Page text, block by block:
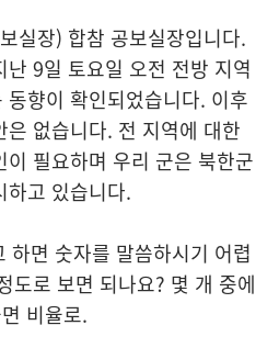
실장) 합참 공보실장입니다.
9일 토요일 오전 전방 지역
향이 확인되었습니다. 이후
없습니다. 전 지역에 대한
필요하며 우리 군은 북한군
하고 있습니다.
하면 숫자를 말씀하시기 어렵
도로 보면 되나요? 몇 개 중에
비율로.